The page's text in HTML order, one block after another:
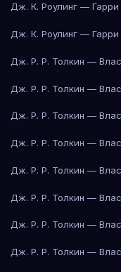
Дж. К. Роулинг —
Дж. К. Роулинг —
Дж. Р. Р. Толкин —
Дж. Р. Р. Толкин —
Дж. Р. Р. Толкин —
Дж. Р. Р. Толкин —
Дж. Р. Р. Толкин —
Дж. Р. Р. Толкин —
Дж. Р. Р. Толкин —
Дж. Р. Р. Толкин —